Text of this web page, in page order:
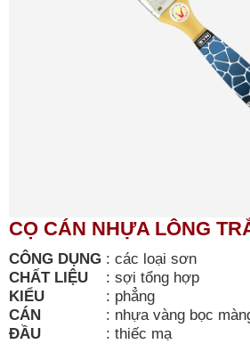
CỌ CÁN NHỰA LÔNG
CÔNG DỤNG : các loại sơn
CHẤT LIỆU
: sợi tổng hợp
KIỂU
: phẳng
CÁN
: nhựa vàng bọc
ĐẦU
: thiếc mạ